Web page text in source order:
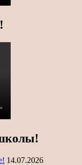
14.07.2026